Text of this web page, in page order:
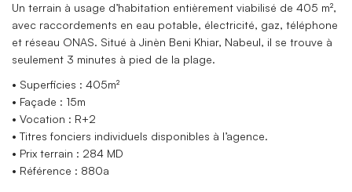
Un terrain à usage d’habitation entièrement viabilisé de 405 m²,
avec raccordements en eau potable, électricité, gaz, téléphone
et réseau ONAS. Situé à Jinèn Beni Khiar, Nabeul, il se trouve à
seulement 3 minutes à pied de la plage.
• Superficies : 405m²
• Façade : 15m
• Vocation : R+2
• Titres fonciers individuels disponibles à l’agence.
• Prix terrain : 284 MD
• Référence : 880a